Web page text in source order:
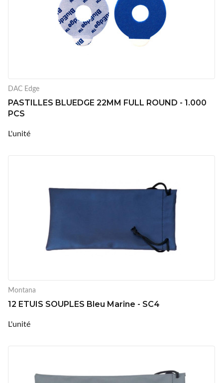
DAC Edge
PASTILLES BLUEDGE 22MM FULL ROUND - 1.000
PCS
L'unité
Montana
12 ETUIS SOUPLES Bleu Marine - SC4
L'unité